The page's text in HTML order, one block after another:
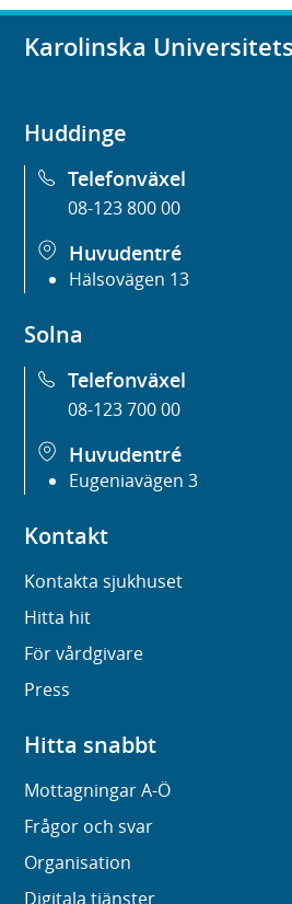
Karolinska
Huddinge
Telefonväxel
08-123 800 00
Huvudentré
Hälsovägen 13
Solna
Telefonväxel
08-123 700 00
Huvudentré
Eugeniavägen 3
Kontakt
Kontakta sjukhuset
Hitta hit
För vårdgivare
Press
Hitta snabbt
Mottagningar A-Ö
Frågor och svar
Organisation
Digitala tjänster